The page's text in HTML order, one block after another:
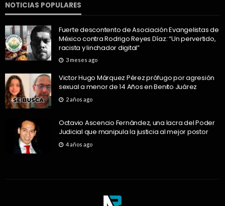
NOTICIAS POPULARES
Fuerte descontento de Asociación Evangelistas de
México contra Rodrigo Reyes Díaz: “Un pervertido,
racista y linchador digital”
3 meses ago
Victor Hugo Márquez Pérez prófugo por agresión
sexual a menor de 14 Años en Benito Juárez
2 años ago
Octavio Ascencio Fernández, una lacra del Poder
Judicial que manipula la justicia al mejor postor
4 años ago